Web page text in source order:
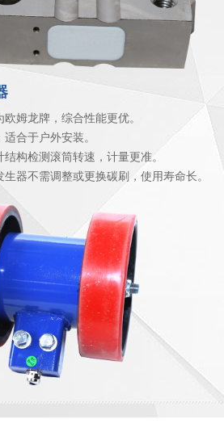
姆龙牌，综合性能更优。
合于户外安装。
构检测滚筒转速，计量更准。
生器不需调整或更换碳刷，使用寿命长。